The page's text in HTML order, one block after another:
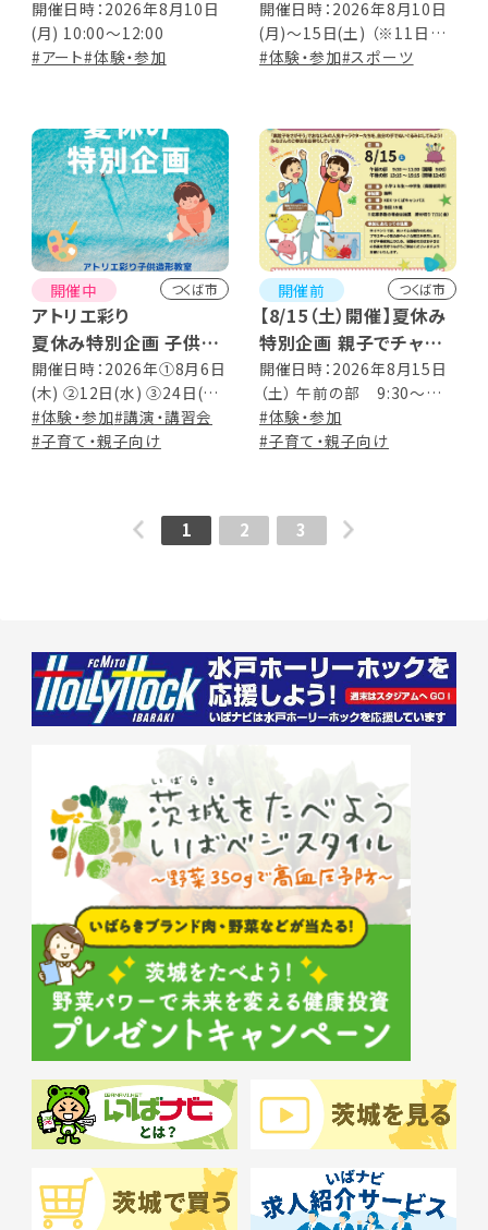
開催日時：2026年8月10日
(月) 10:00～12:00
#アート#体験・参加
開催日時：2026年8月10日
(月)〜15日(土) （※11日
（火）は競技休息日)
#体験・参加#スポーツ
開催中 つくば市
アトリエ彩り
夏休み特別企画 子供造
形教室
開催日時：2026年①8月6日
(木) ②12日(水) ③24日(月)
10:00～11:30 (③24日のみ
12:00まで) ※対面・オンライ
#体験・参加#講演・講習会
#子育て・親子向け
開催前 つくば市
【8/15（土）開催】夏休み
特別企画 親子でチャレ
ンジ！「素粒子をつくろ
う」
開催日時：2026年8月15日
（土） 午前の部 9:30～
11:30 (開場 9:00） 午後の
部 13:15～15:15（開場
9:50 素粒子ミニ講座
10:00-11:30 素粒子づくり
ワークショップ
#体験・参加
#子育て・親子向け
1 2 3